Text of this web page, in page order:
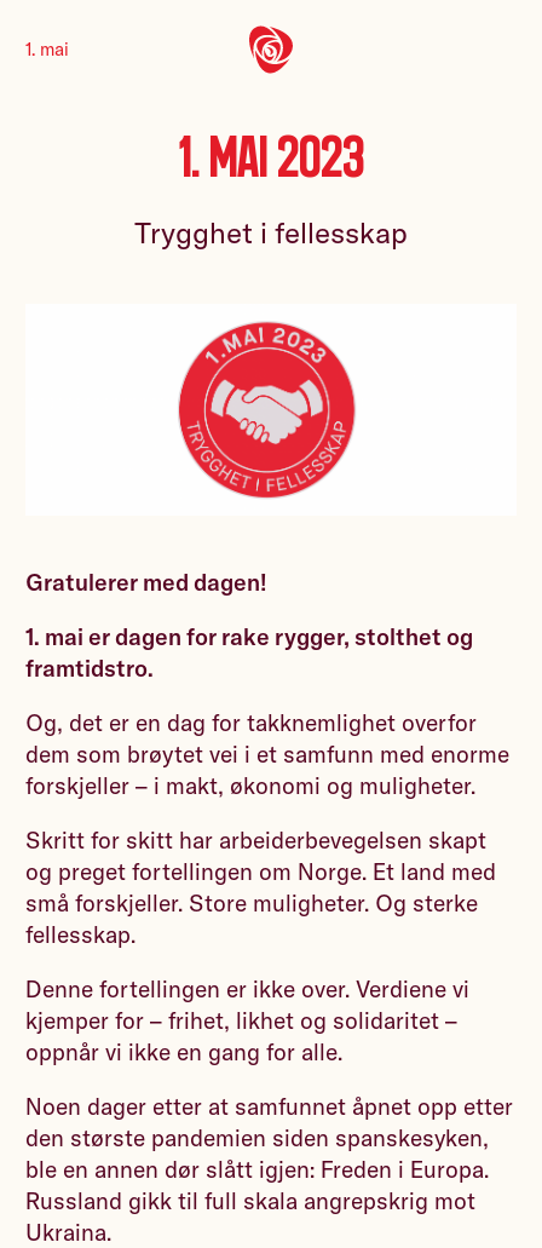
1. mai
1. mai 2023
Trygghet i fellesskap
Gratulerer med dagen!
1. mai er dagen for rake rygger, stolthet og
framtidstro.
Og, det er en dag for takknemlighet overfor
dem som brøytet vei i et samfunn med enorme
forskjeller – i makt, økonomi og muligheter.
Skritt for skitt har arbeiderbevegelsen skapt
og preget fortellingen om Norge. Et land med
små forskjeller. Store muligheter. Og sterke
fellesskap.
Denne fortellingen er ikke over. Verdiene vi
kjemper for – frihet, likhet og solidaritet –
oppnår vi ikke en gang for alle.
Noen dager etter at samfunnet åpnet opp etter
den største pandemien siden spanskesyken,
ble en annen dør slått igjen: Freden i Europa.
Russland gikk til full skala angrepskrig mot
Ukraina.